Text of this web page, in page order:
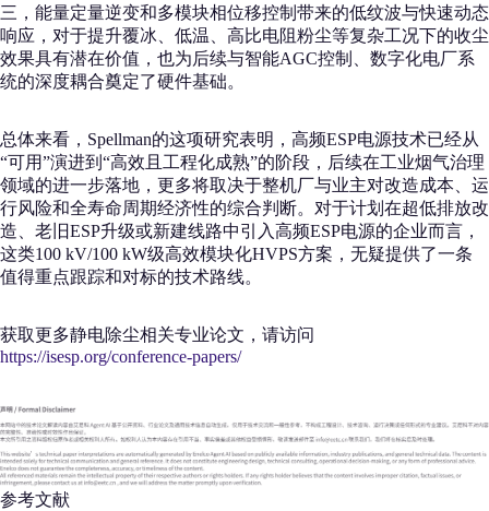
三，能量定量逆变和多模块相位移控制带来的低纹波与快速动态
响应，对于提升覆冰、低温、高比电阻粉尘等复杂工况下的收尘
效果具有潜在价值，也为后续与智能AGC控制、数字化电厂系
统的深度耦合奠定了硬件基础。
总体来看，Spellman的这项研究表明，高频ESP电源技术已经从
“可用”演进到“高效且工程化成熟”的阶段，后续在工业烟气治理
领域的进一步落地，更多将取决于整机厂与业主对改造成本、运
行风险和全寿命周期经济性的综合判断。对于计划在超低排放改
造、老旧ESP升级或新建线路中引入高频ESP电源的企业而言，
这类100 kV/100 kW级高效模块化HVPS方案，无疑提供了一条
值得重点跟踪和对标的技术路线。
获取更多静电除尘相关专业论文，请访问
https://isesp.org/conference-papers/
参考文献